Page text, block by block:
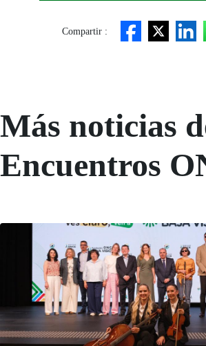
Compartir :
Más noticias
Encuentros